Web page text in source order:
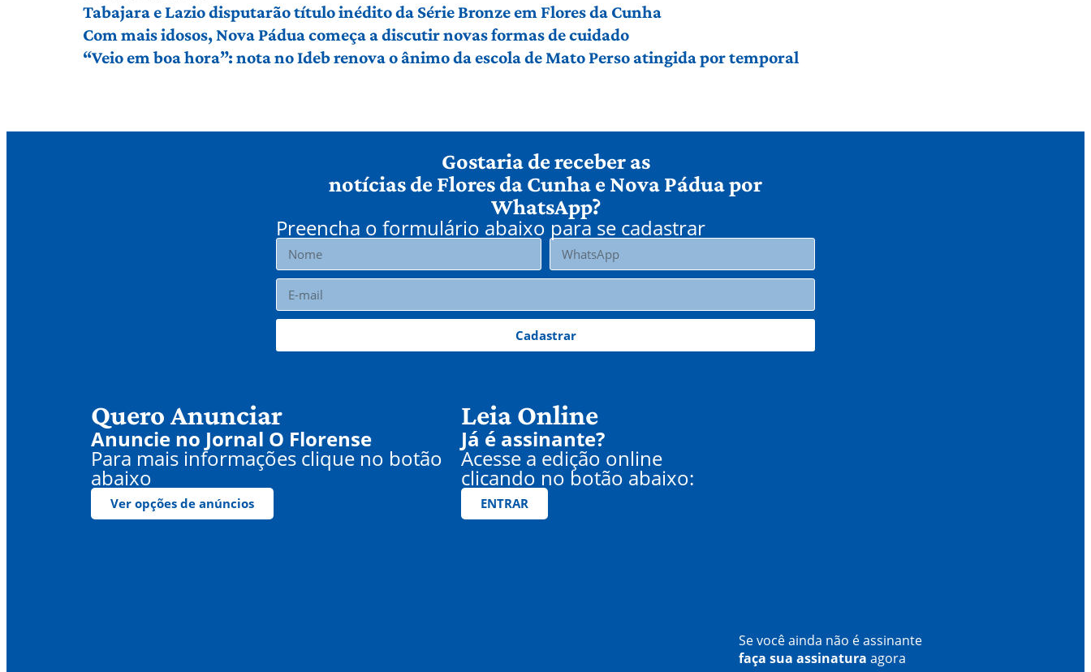
Tabajara e Lazio disputarão título inédito da Série Bronze em Flores da Cunha
Com mais idosos, Nova Pádua começa a discutir novas formas de cuidado
“Veio em boa hora”: nota no Ideb renova o ânimo da escola de Mato Perso atingida por temporal
Gostaria de receber as
notícias de Flores da Cunha e Nova Pádua por
WhatsApp?
Preencha o formulário abaixo para se cadastrar
Cadastrar
Quero Anunciar
Anuncie no Jornal O Florense
Para mais informações clique no botão
abaixo
Ver opções de anúncios
Leia Online
Já é assinante?
Acesse a edição online
clicando no botão abaixo:
ENTRAR
Se você ainda não é assinante
faça sua assinatura agora